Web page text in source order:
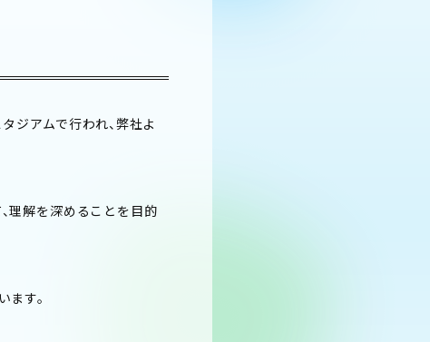
ジアムで行われ、弊社よ
理解を深めることを目的
す。